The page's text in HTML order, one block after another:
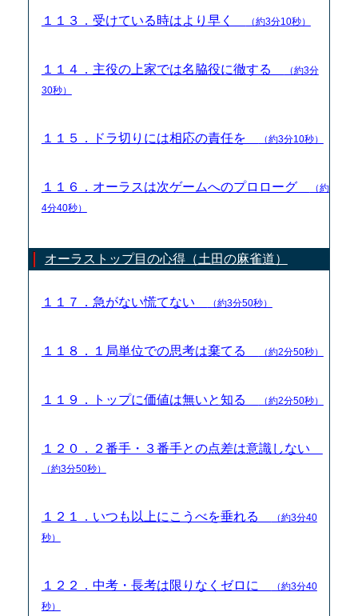
１１３．受けている時はより早く （約3分10秒）
１１４．主役の上家では名脇役に徹する
（約3分
30秒）
１１５．ドラ切りには相応の責任を （約3分10秒）
１１６．オーラスは次ゲームへのプロローグ
（約
4分40秒）
オーラストップ目の心得（土田の麻雀道）
１１７．急がない慌てない （約3分50秒）
１１８．１局単位での思考は棄てる （約2分50秒）
１１９．トップに価値は無いと知る （約2分50秒）
１２０．２番手・３番手との点差は意識しない
（約3分50秒）
１２１．いつも以上にこうべを垂れる
（約3分40
秒）
１２２．中考・長考は限りなくゼロに
（約3分40
秒）